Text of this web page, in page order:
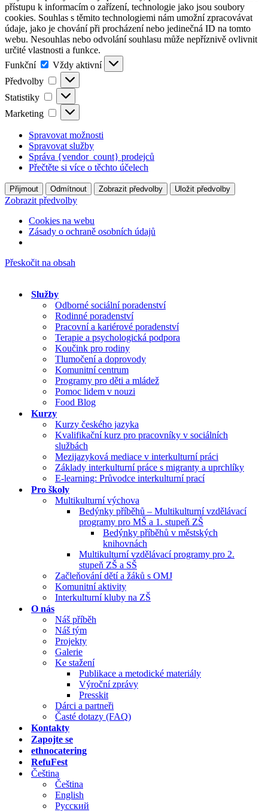
přístupu k informacím o zařízení, technologie jako jsou soubory
cookies. Souhlas s těmito technologiemi nám umožní zpracovávat
údaje, jako je chování při procházení nebo jedinečná ID na tomto
webu. Nesouhlas nebo odvolání souhlasu může nepříznivě ovlivnit
určité vlastnosti a funkce.
Funkční
Funkční
Vždy aktivní
Předvolby
Předvolby
Statistiky Statistiky
Marketing Marketing
Spravovat možnosti
Spravovat služby
Správa {vendor_count} prodejců
Přečtěte si více o těchto účelech
Přijmout Odmítnout Zobrazit předvolby Uložit předvolby
Zobrazit předvolby
Cookies na webu
Zásady o ochraně osobních údajů
Přeskočit na obsah
Služby
Odborné sociální poradenství
Rodinné poradenství
Pracovní a kariérové poradenství
Terapie a psychologická podpora
Koučink pro rodiny
Tlumočení a doprovody
Komunitní centrum
Programy pro děti a mládež
Pomoc lidem v nouzi
Food Blog
Kurzy
Kurzy českého jazyka
Kvalifikační kurz pro pracovníky v sociálních
službách
Mezijazyková mediace v interkulturní práci
Základy interkulturní práce s migranty a uprchlíky
E-learning: Průvodce interkulturní prací
Pro školy
Multikulturní výchova
Bedýnky příběhů – Multikulturní vzdělávací
programy pro MŠ a 1. stupeň ZŠ
Bedýnky příběhů v městských
knihovnách
Multikulturní vzdělávací programy pro 2.
stupeň ZŠ a SŠ
Začleňování dětí a žáků s OMJ
Komunitní aktivity
Interkulturní kluby na ZŠ
O nás
Náš příběh
Náš tým
Projekty
Galerie
Ke stažení
Publikace a metodické materiály
Výroční zprávy
Presskit
Dárci a partneři
Časté dotazy (FAQ)
Kontakty
Zapojte se
ethnocatering
RefuFest
Čeština
Čeština
English
Русский